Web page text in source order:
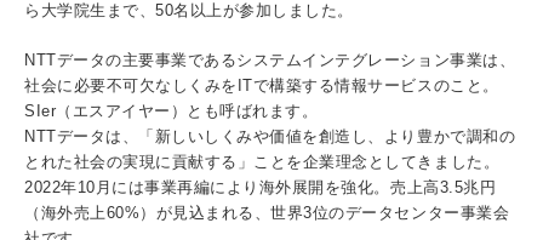
受験生の方 在学生・保証人の方
一般・企業の方 寄付・ご支援 アクセス
ら大学院生まで、50名以上が参加しました。
NTTデータの主要事業であるシステムインテグレーション事業は、
社会に必要不可欠なしくみをITで構築する情報サービスのこと。
SIer（エスアイヤー）とも呼ばれます。
NTTデータは、「新しいしくみや価値を創造し、より豊かで調和の
とれた社会の実現に貢献する」ことを企業理念としてきました。
2022年10月には事業再編により海外展開を強化。売上高3.5兆円
（海外売上60%）が見込まれる、世界3位のデータセンター事業会